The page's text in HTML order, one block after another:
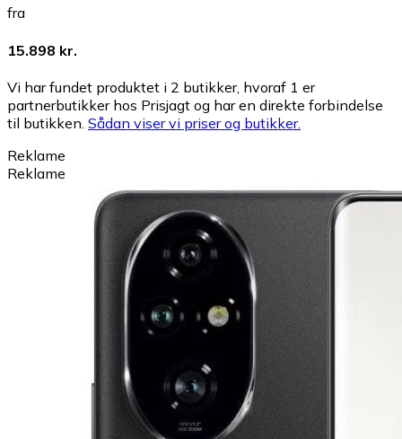
fra
15.898 kr.
Vi har fundet produktet i 2 butikker, hvoraf 1 er
partnerbutikker hos Prisjagt og har en direkte forbindelse
til butikken. Sådan viser vi priser og butikker.
Reklame
Reklame